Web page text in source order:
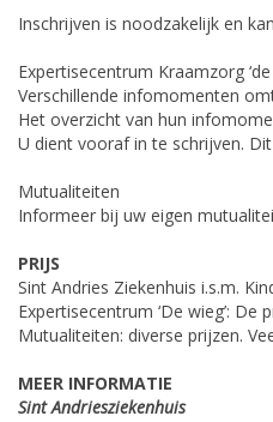
Inschrijven is noodzakelijk en
Expertisecentrum Kraamzorg
Verschillende infomomenten
Het overzicht van hun
U dient vooraf in te schrijven.
Mutualiteiten
Informeer bij uw eigen
PRIJS
Sint Andries Ziekenhuis i.s.m.
Expertisecentrum ‘De wieg’:
Mutualiteiten: diverse prijzen.
MEER INFORMATIE
Sint Andriesziekenhuis